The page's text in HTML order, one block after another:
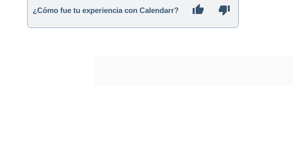
¿Cómo fue tu experiencia con Calendarr?